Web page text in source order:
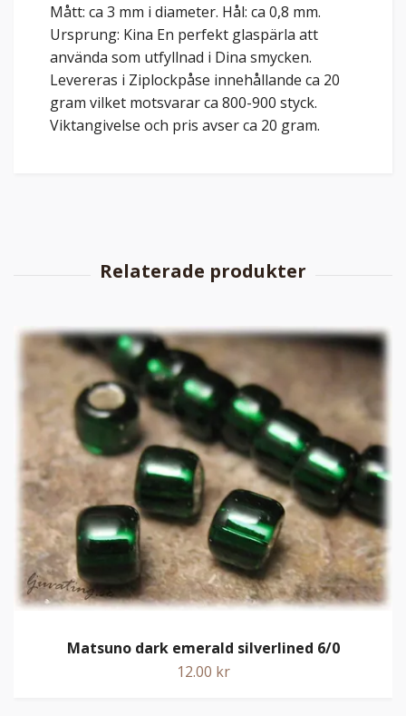
Mått: ca 3 mm i diameter. Hål: ca 0,8 mm.
Ursprung: Kina En perfekt glaspärla att
använda som utfyllnad i Dina smycken.
Levereras i Ziplockpåse innehållande ca 20
gram vilket motsvarar ca 800-900 styck.
Viktangivelse och pris avser ca 20 gram.
Matsuno dark emerald silverlined 6/0
12.00 kr